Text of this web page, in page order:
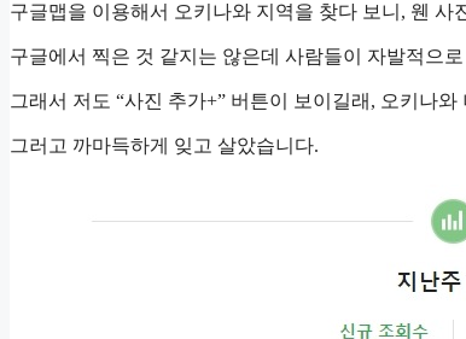
구글맵을 이용해서 오키나와 지역을 찾다 보니, 웬 사
구글에서 찍은 것 같지는 않은데 사람들이 자발적으
그래서 저도 “사진 추가+” 버튼이 보이길래, 오키나
그러고 까마득하게 잊고 살았습니다.